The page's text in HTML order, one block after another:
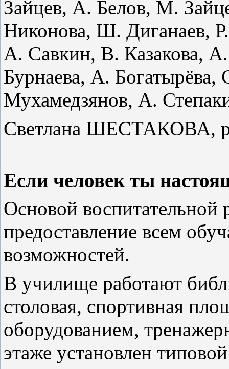
Зайцев, А. Белов, М.
Никонова, Ш. Диганаев,
А. Савкин, В. Казакова,
Бурнаева, А.
Мухамедзянов, А.
Светлана ШЕСТАКОВА,
Если человек ты
Основой
предоставление всем
возможностей.
В училище работают
столовая, спортивная
оборудованием,
этаже установлен